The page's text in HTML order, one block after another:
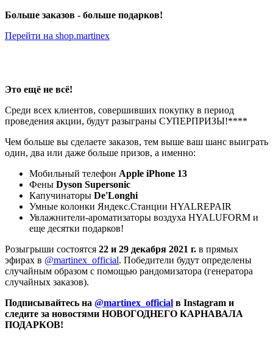
Больше заказов - больше подарков!
Перейти на shop.martinex
Это ещё не всё!
Среди всех клиентов, совершивших покупку в период
проведения акции, будут разыграны СУПЕРПРИЗЫ!****
Чем больше вы сделаете заказов, тем выше ваш шанс выиграть
один, два или даже больше призов, а именно:
Мобильный телефон Apple iPhone 13
Фены Dyson Supersonic
Капучинаторы De'Longhi
Умные колонки Яндекс.Станции HYALREPAIR
Увлажнители-ароматизаторы воздуха HYALUFORM и
еще десятки подарков!
Розыгрыши состоятся 22 и 29 декабря 2021 г. в прямых
эфирах в @martinex_official. Победители будут определены
случайным образом с помощью рандомизатора (генератора
случайных заказов).
Подписывайтесь на @martinex_official в Instagram и
следите за новостями НОВОГОДНЕГО КАРНАВАЛА
ПОДАРКОВ!